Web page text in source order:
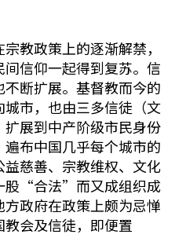
教政策上的逐渐解禁，
信仰一起得到复苏。信
断扩展。基督教而今的
市，也由三多信徒（文
展到中产阶级市民身份
布中国几乎每个城市的
慈善、宗教维权、文化
股“合法”而又成组织成
政府在政策上颇为忌惮
会及信徒，即便置